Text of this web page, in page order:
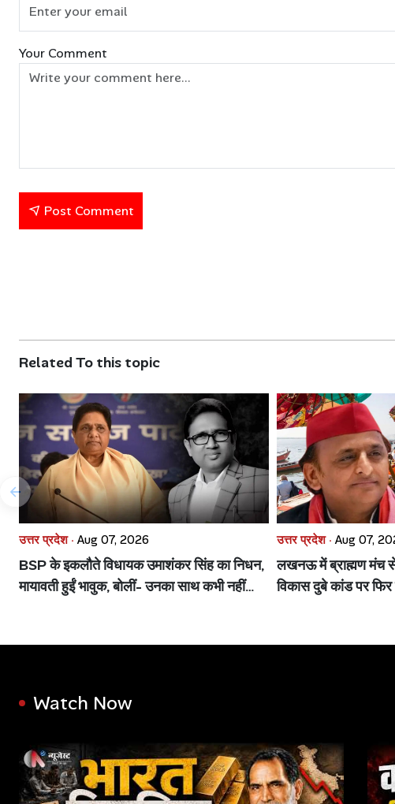
Your Comment
Post Comment
Related To this topic
उत्तर प्रदेश · Aug 07, 2026
BSP के इकलौते विधायक उमाशंकर सिंह का निधन,
मायावती हुईं भावुक, बोलीं- उनका साथ कभी नहीं
उत्तर प्रदेश · Aug 07,
लखनऊ में ब्राह्मण मंच
विकास दुबे कांड पर
Watch Now